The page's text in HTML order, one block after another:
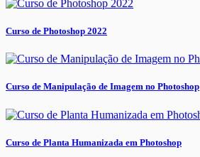
Curso de Photoshop 2022
Curso de Manipulação de Imagem no Photoshop
Curso de Planta Humanizada em Photoshop